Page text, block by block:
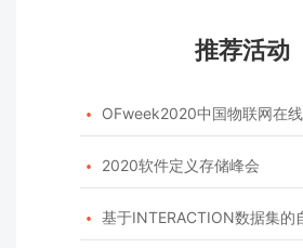
推荐活动
 OFweek2020中国物联网在
 2020软件定义存储峰会
 基于INTERACTION数据集的自动驾